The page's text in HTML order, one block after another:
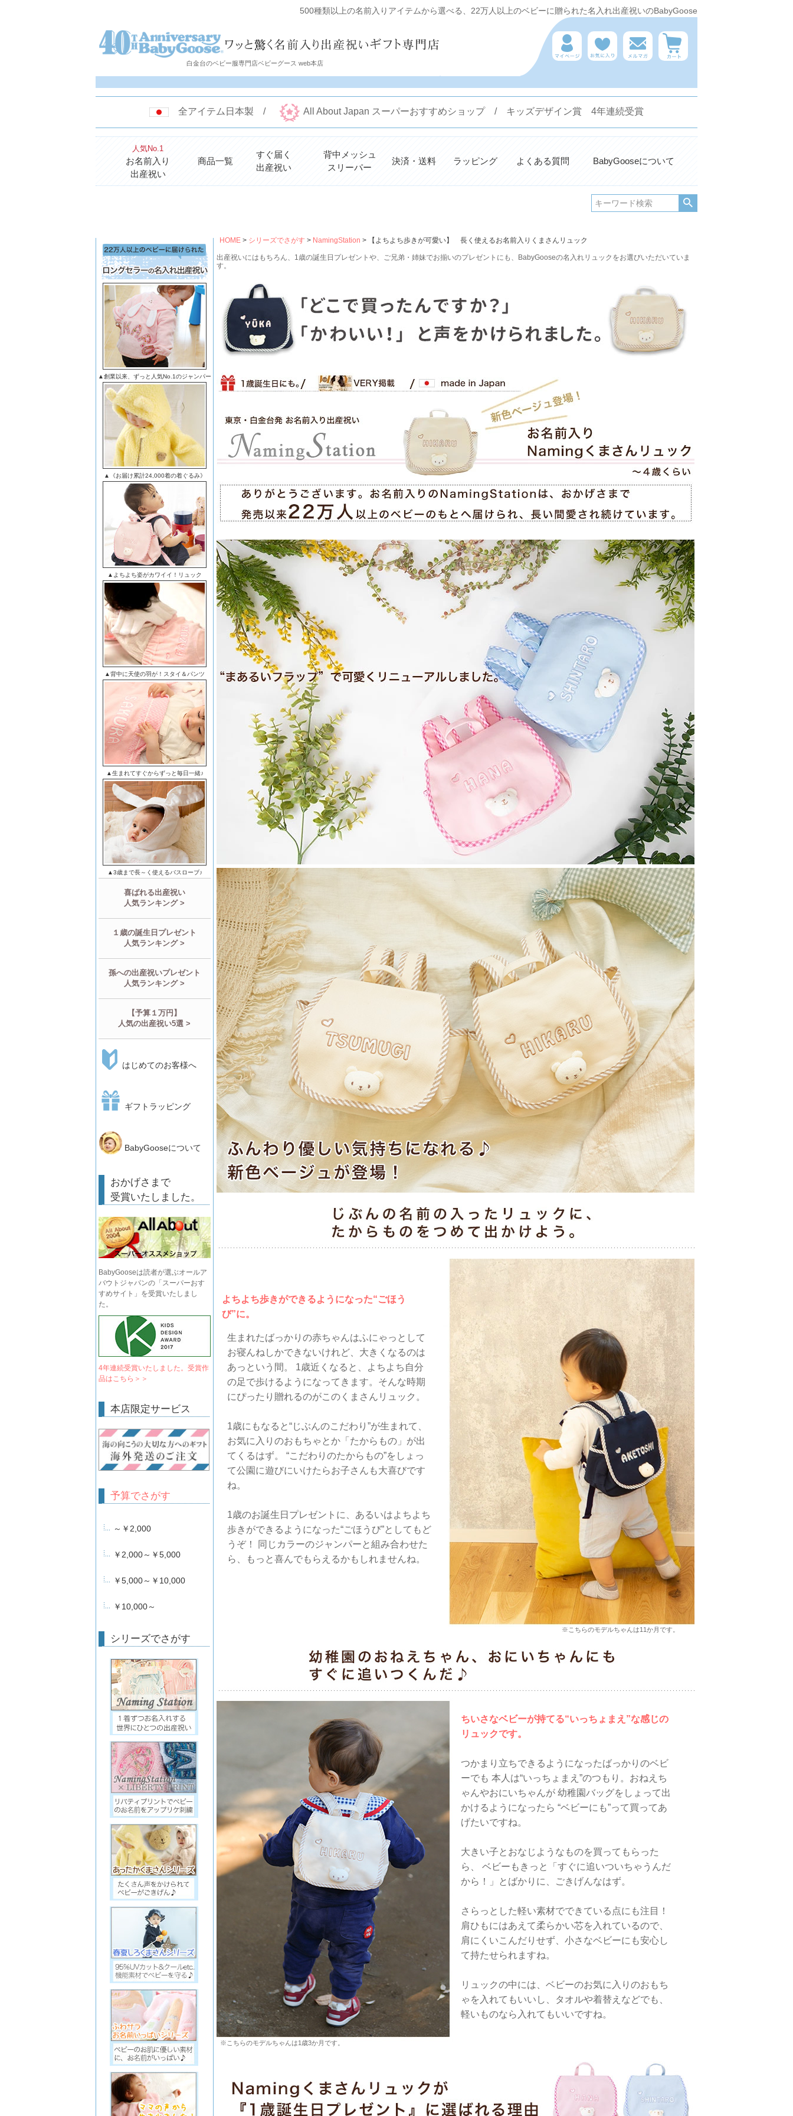
500種類以上の名前入りアイテムから選べる、22万人以上のベビーに贈られた名入れ出産祝いのBabyGoose
白金台のベビー服専門店ベビーグース web本店
全アイテム日本製 / All About Japan スーパーおすすめショップ / キッズデザイン賞 4年連続受賞
人気No.1
お名前入り
出産祝い
商品一覧
すぐ届く
出産祝い
背中メッシュ
スリーパー
決済・送料 ラッピング よくある質問 BabyGooseについて
▲創業以来、ずっと人気No.1のジャンパー
▲《お届け累計24,000着の着ぐるみ》
▲よちよち姿がカワイイ！リュック
▲背中に天使の羽が！スタイ＆パンツ
▲生まれてすぐからずっと毎日一緒♪
▲3歳まで長～く使えるバスローブ♪
喜ばれる出産祝い
人気ランキング >
１歳の誕生日プレゼント
人気ランキング >
孫への出産祝いプレゼント
人気ランキング >
【予算１万円】
人気の出産祝い5選 >
はじめてのお客様へ
ギフトラッピング
BabyGooseについて
おかげさまで
受賞いたしました。
BabyGooseは読者が選ぶオールア
バウトジャパンの「スーパーおす
すめサイト」を受賞いたしまし
た。
4年連続受賞いたしました。受賞作
品はこちら＞＞
本店限定サービス
予算でさがす
～￥2,000
￥2,000～￥5,000
￥5,000～￥10,000
￥10,000～
シリーズでさがす
HOME シリーズでさがす NamingStation 【よちよち歩きが可愛い】 長く使えるお名前入りくまさんリュック
出産祝いにはもちろん、1歳の誕生日プレゼントや、ご兄弟・姉妹でお揃いのプレゼントにも、BabyGooseの名入れリュックをお選びいただいていま
す。
よちよち歩きができるようになった“ごほう
び”に。
生まれたばっかりの赤ちゃんはふにゃっとして
お寝んねしかできないけれど、大きくなるのは
あっという間。 1歳近くなると、よちよち自分
の足で歩けるようになってきます。そんな時期
にぴったり贈れるのがこのくまさんリュック。
1歳にもなると“じぶんのこだわり”が生まれて、
お気に入りのおもちゃとか「たからもの」が出
てくるはず。 “こだわりのたからもの”をしょっ
て公園に遊びにいけたらお子さんも大喜びです
ね。
1歳のお誕生日プレゼントに、あるいはよちよち
歩きができるようになった“ごほうび”としてもど
うぞ！ 同じカラーのジャンパーと組み合わせた
ら、もっと喜んでもらえるかもしれませんね。
※こちらのモデルちゃんは11か月です。
ちいさなベビーが持てる“いっちょまえ”な感じの
リュックです。
つかまり立ちできるようになったばっかりのベビ
ーでも 本人は“いっちょまえ”のつもり。おねえち
ゃんやおにいちゃんが 幼稚園バッグをしょって出
かけるようになったら “ベビーにも”って買ってあ
げたいですね。
大きい子とおなじようなものを買ってもらった
ら、 ベビーもきっと「すぐに追いついちゃうんだ
から！」とばかりに、ごきげんなはず。
さらっとした軽い素材でできている点にも注目！
肩ひもにはあえて柔らかい芯を入れているので、
肩にくいこんだりせず、小さなベビーにも安心し
て持たせられますね。
リュックの中には、ベビーのお気に入りのおもち
ゃを入れてもいいし、タオルや着替えなどでも、
軽いものなら入れてもいいですね。
※こちらのモデルちゃんは1歳3か月です。